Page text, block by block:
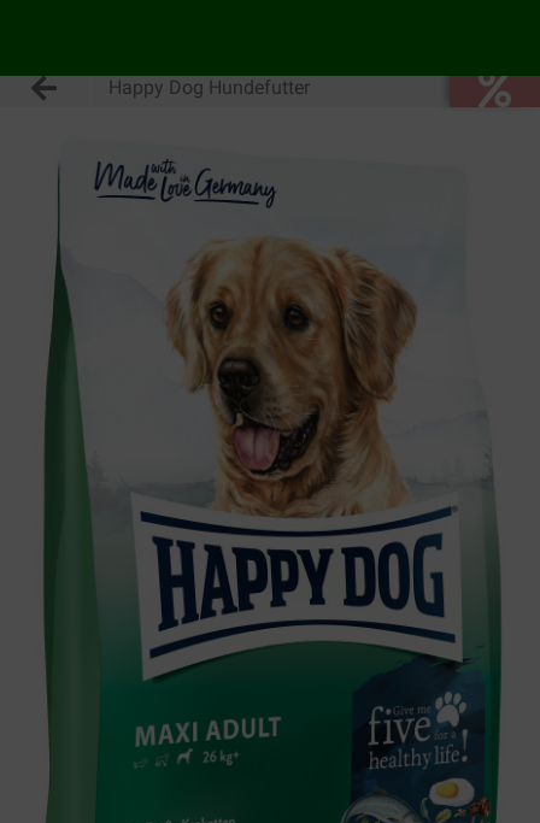
Happy Dog Hundefutter